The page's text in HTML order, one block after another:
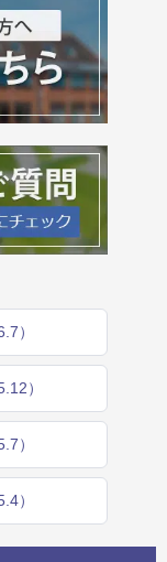
）
）
）
）